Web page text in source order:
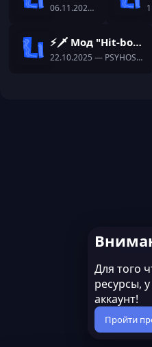
06.11.2025 —
⚡🗡️ Мод "Hit-box" Forge 1.16.5 ⛔UNHOOK⛔ПОКУПНЫЕ🗡️⚡
22.10.2025 — PSYHOSTABILNIY
Для того
ресурсы,
аккаунт!
Пройти